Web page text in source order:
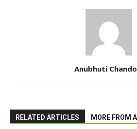
Anubhuti
RELATED ARTICLES MORE FROM